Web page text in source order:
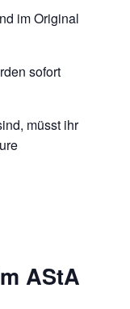
im Original
sofort
müsst ihr
AStA